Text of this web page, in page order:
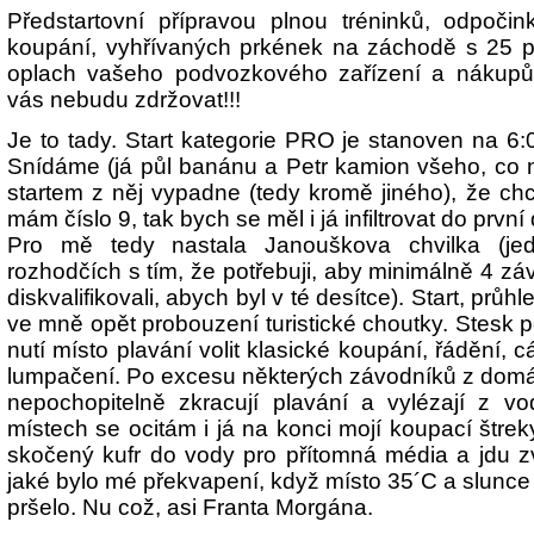
Předstartovní přípravou plnou tréninků,
koupání, vyhřívaných prkének na záchodě s 25
oplach vašeho podvozkového zařízení a
vás nebudu zdržovat!!!
Je to tady. Start kategorie PRO je stanoven na
Snídáme (já půl banánu a Petr kamion všeho, co
startem z něj vypadne (tedy kromě jiného), že
mám číslo 9, tak bych se měl i já infiltrovat do
Pro mě tedy nastala Janouškova chvilka
rozhodčích s tím, že potřebuji, aby minimálně 4
diskvalifikovali, abych byl v té desítce). Start,
ve mně opět probouzení turistické choutky. Stesk
nutí místo plavání volit klasické koupání, řádění,
lumpačení. Po excesu některých závodníků z
nepochopitelně zkracují plavání a vylézají z
místech se ocitám i já na konci mojí koupací
skočený kufr do vody pro přítomná média a jdu
jaké bylo mé překvapení, když místo 35´C a
pršelo. Nu což, asi Franta Morgána.